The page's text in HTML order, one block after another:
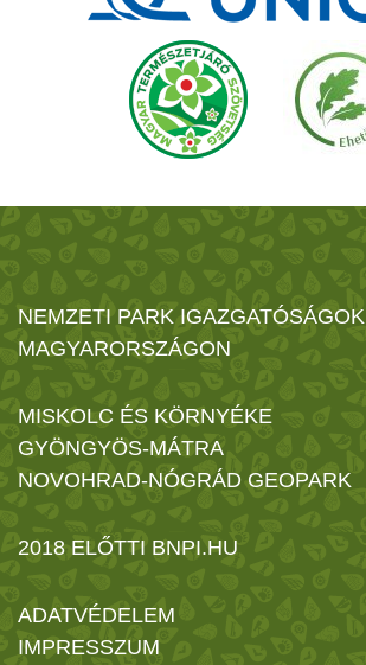
NEMZETI PARK IGAZGATÓSÁGOK
MAGYARORSZÁGON
MISKOLC ÉS KÖRNYÉKE
GYÖNGYÖS-MÁTRA
NOVOHRAD-NÓGRÁD GEOPARK
2018 ELŐTTI BNPI.HU
ADATVÉDELEM
IMPRESSZUM